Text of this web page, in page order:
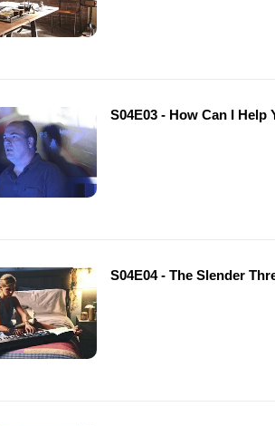
S04E03 - How Can I Help
S04E04 - The Slender